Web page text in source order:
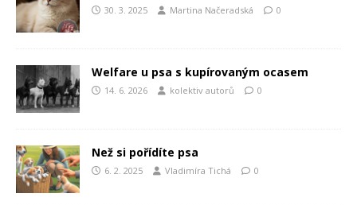
30. 3. 2025 Martina Načeradská 0
Welfare u psa s kupírovaným ocasem
14. 6. 2026 kolektiv autorů 0
Než si pořídíte psa
6. 2. 2025 Vladimíra Tichá 0